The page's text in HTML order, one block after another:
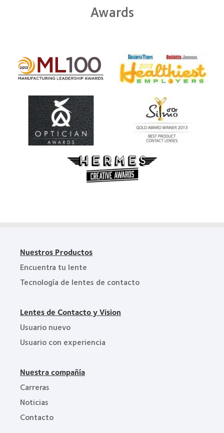
Awards
Nuestros Productos
Encuentra tu lente
Tecnología de lentes de contacto
Lentes de Contacto y Vision
Usuario nuevo
Usuario con experiencia
Nuestra compañía
Carreras
Noticias
Contacto